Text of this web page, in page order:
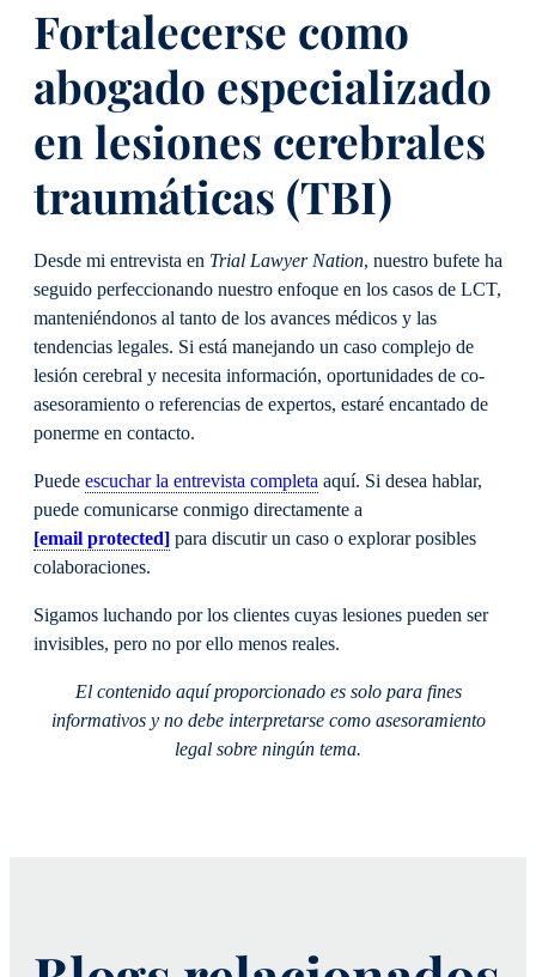
Fortalecerse como
abogado especializado
en lesiones cerebrales
traumáticas (TBI)
Desde mi entrevista en Trial Lawyer Nation, nuestro bufete ha
seguido perfeccionando nuestro enfoque en los casos de LCT,
manteniéndonos al tanto de los avances médicos y las
tendencias legales. Si está manejando un caso complejo de
lesión cerebral y necesita información, oportunidades de co-
asesoramiento o referencias de expertos, estaré encantado de
ponerme en contacto.
Puede escuchar la entrevista completa aquí. Si desea hablar,
puede comunicarse conmigo directamente a
[email protected] para discutir un caso o explorar posibles
colaboraciones.
Sigamos luchando por los clientes cuyas lesiones pueden ser
invisibles, pero no por ello menos reales.
El contenido aquí proporcionado es solo para fines
informativos y no debe interpretarse como asesoramiento
legal sobre ningún tema.